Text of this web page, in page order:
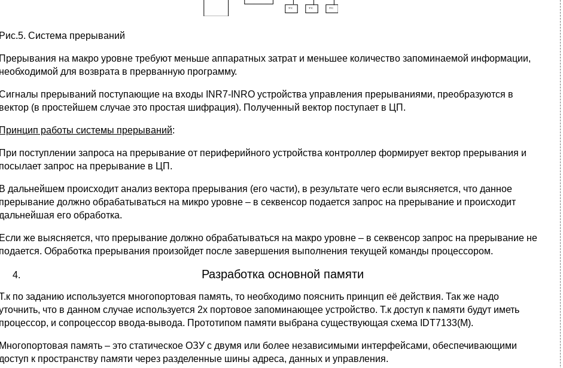
Рис.5. Система прерываний
Прерывания на макро уровне требуют меньше аппаратных затрат и меньшее количество запоминаемой информации,
необходимой для возврата в прерванную программу.
прерываний поступающие на входы INR7-INRO устройства управления прерываниями, преобразуются в
вектор (в простейшем случае это простая шифрация). Полученный вектор поступает в ЦП.
Принцип работы системы прерываний:
При поступлении запроса на прерывание от периферийного устройства контроллер формирует вектор прерывания и
посылает запрос на прерывание в ЦП.
В дальнейшем происходит анализ вектора прерывания (его части), в результате чего если выясняется, что данное
прерывание должно обрабатываться на микро уровне – в секвенсор подается запрос на прерывание и происходит
дальнейшая его обработка.
Если же выясняется, что прерывание должно обрабатываться на макро уровне – в секвенсор запрос на прерывание не
подается. Обработка прерывания произойдет после завершения выполнения текущей команды процессором.
Разработка основной памяти
по заданию используется многопортовая память, то необходимо пояснить принцип её действия. Так же надо
что в данном случае используется 2х портовое запоминающее устройство. Т.к доступ к памяти будут иметь
процессор, и сопроцессор ввода-вывода. Прототипом памяти выбрана существующая схема IDT7133(M).
Многопортовая память – это статическое ОЗУ с двумя или более независимыми интерфейсами, обеспечивающими
доступ к пространству памяти через разделенные шины адреса, данных и управления.